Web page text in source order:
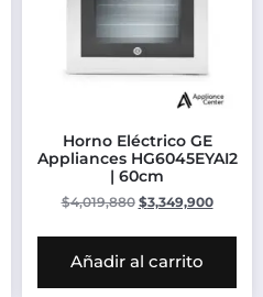
Horno Eléctrico GE
Appliances HG6045EYAI2
| 60cm
$4,019,880 $3,349,900
Añadir al carrito